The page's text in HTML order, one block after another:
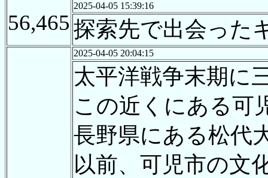
56,465
2025-04-05 15:39:16
探索先で出会った
2025-04-05 20:04:15
太平洋戦争末期に
この近くにある可
長野県にある松代
以前、可児市の文